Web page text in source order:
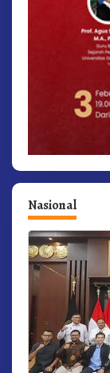
Nasional